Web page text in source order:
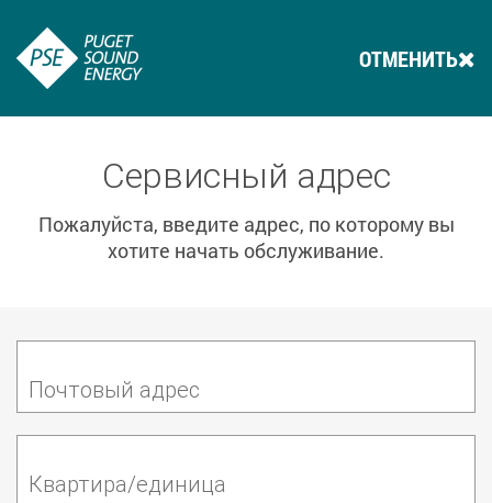
ОТМЕНИТЬ
Сервисный адрес
Пожалуйста, введите адрес, по которому вы
хотите начать обслуживание.
Почтовый адрес
Квартира/единица